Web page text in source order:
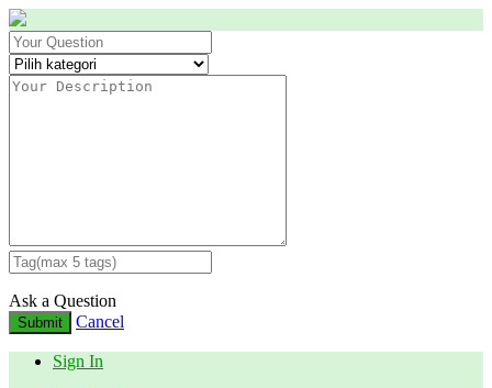
Ask a Question
Submit Cancel
Sign In